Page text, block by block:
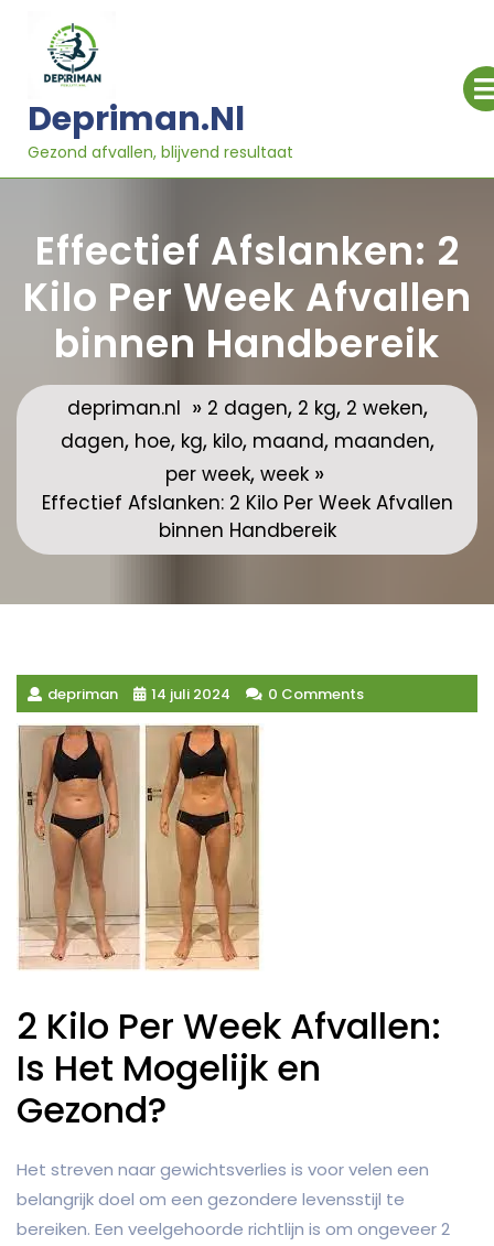
inhoud
Depriman.nl
Gezond afvallen, blijvend resultaat
Effectief Afslanken: 2
Kilo Per Week Afvallen
binnen Handbereik
depriman.nl » 2 dagen, 2 kg, 2 weken,
dagen, hoe, kg, kilo, maand, maanden,
per week, week»
Effectief Afslanken: 2 Kilo Per Week Afvallen
binnen Handbereik
depriman 14 juli 2024 0 Comments
2 Kilo Per Week Afvallen:
Is Het Mogelijk en
Gezond?
Het streven naar gewichtsverlies is voor velen een
belangrijk doel om een gezondere levensstijl te
bereiken. Een veelgehoorde richtlijn is om ongeveer 2